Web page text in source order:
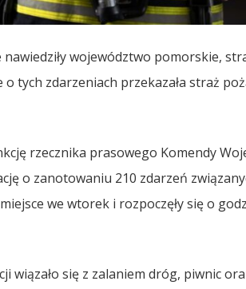
województwo pomorskie,
tych zdarzeniach przekazała straż
rzecznika prasowego Komendy
o zanotowaniu 210 zdarzeń
we wtorek i rozpoczęły się o
wiązało się z zalaniem dróg, piwnic